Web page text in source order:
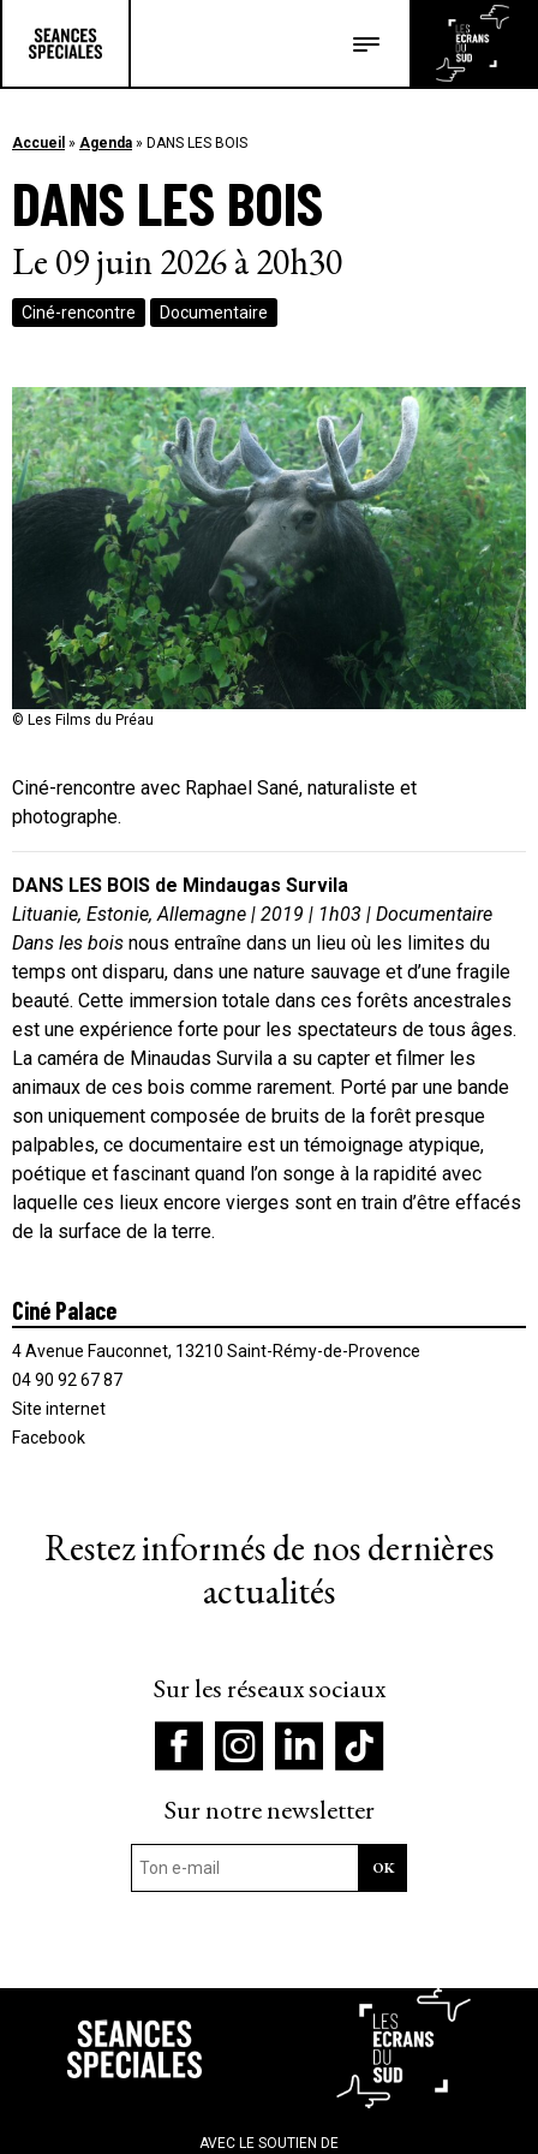
Les articles
Accueil » Agenda » DANS LES BOIS
DANS LES BOIS
Le 09 juin 2026 à 20h30
Ciné-rencontre Documentaire
© Les Films du Préau
Ciné-rencontre avec Raphael Sané, naturaliste et
photographe.
DANS LES BOIS de Mindaugas Survila
Lituanie, Estonie, Allemagne | 2019 | 1h03 | Documentaire
Dans les bois nous entraîne dans un lieu où les limites du
temps ont disparu, dans une nature sauvage et d’une fragile
beauté. Cette immersion totale dans ces forêts ancestrales
est une expérience forte pour les spectateurs de tous âges.
La caméra de Minaudas Survila a su capter et filmer les
animaux de ces bois comme rarement. Porté par une bande
son uniquement composée de bruits de la forêt presque
palpables, ce documentaire est un témoignage atypique,
poétique et fascinant quand l’on songe à la rapidité avec
laquelle ces lieux encore vierges sont en train d’être effacés
de la surface de la terre.
Ciné Palace
4 Avenue Fauconnet, 13210 Saint-Rémy-de-Provence
04 90 92 67 87
Site internet
Facebook
Restez informés de nos dernières
actualités
Sur les réseaux sociaux
Sur notre newsletter
AVEC LE SOUTIEN DE